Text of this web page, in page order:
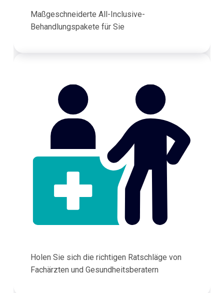
Maßgeschneiderte All-Inclusive-
Behandlungspakete für Sie
Holen Sie sich die richtigen Ratschläge von
Fachärzten und Gesundheitsberatern